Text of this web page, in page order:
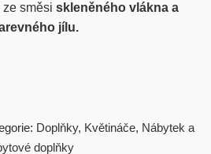
ze směsi skleněného vlákna a
jílu.
Doplňky, Květináče, Nábytek a
doplňky